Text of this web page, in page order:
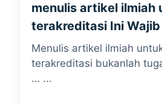
menulis artikel ilmiah
terakreditasi Ini
Menulis artikel ilmiah
terakreditasi bukanlah
… ...